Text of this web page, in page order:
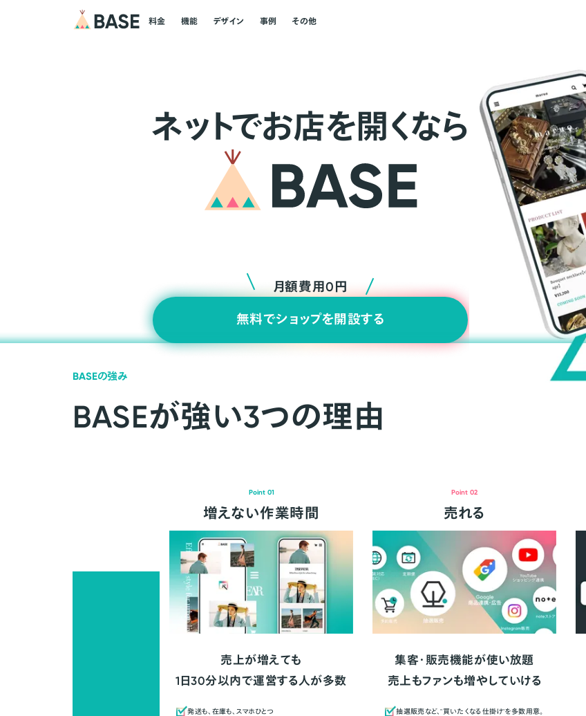
料金 機能 デザイン 事例 その他
ネッ トでお店を開くなら
月額費用0円
無料でショップを開設する
BASEの強み
BASEが強い3つの理由
Point 01
増えない作業時間
売上が増えても
1日30分以内で運営する人が多数
発送も、在庫も、スマホひとつ
Point 02
売れる
集客・販売機能が使い放題
売上もファンも増やしていける
抽選販売など、"買いたくなる仕掛け"を多数用意。